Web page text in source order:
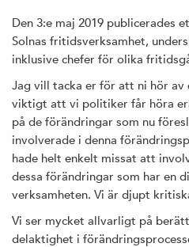
Den 3:e maj 2019 publicerades
Solnas fritidsverksamhet,
inklusive chefer för olika
Jag vill tacka er för att ni hör
viktigt att vi politiker får höra
på de förändringar som nu
involverade i denna
hade helt enkelt missat att
dessa förändringar som har en
verksamheten. Vi är djupt
Vi ser mycket allvarligt på
delaktighet i